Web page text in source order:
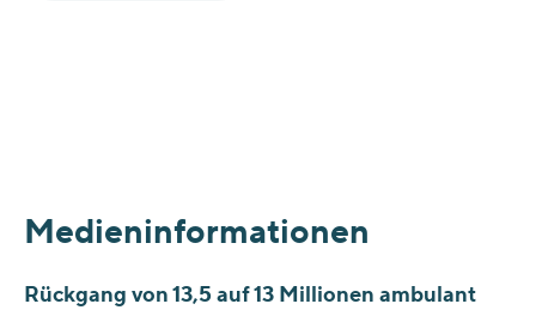
Medieninformationen
Rückgang von 13,5 auf 13 Millionen ambulant